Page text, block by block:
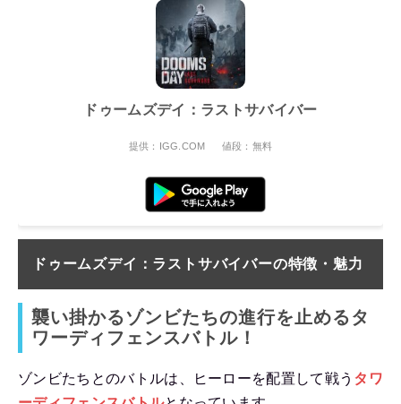
ドゥームズデイ：ラストサバイバー
提供：IGG.COM 値段：無料
ドゥームズデイ：ラストサバイバーの特徴・魅力
襲い掛かるゾンビたちの進行を止めるタ
ワーディフェンスバトル！
ゾンビたちとのバトルは、ヒーローを配置して戦う タワ